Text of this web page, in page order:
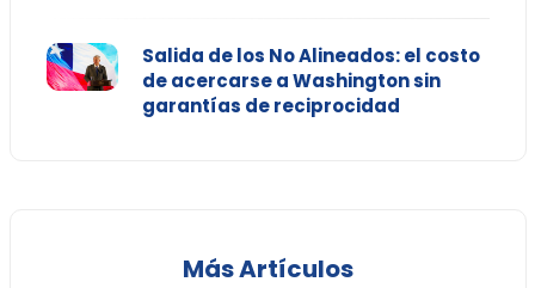
Salida de los No Alineados: el costo
de acercarse a Washington sin
garantías de reciprocidad
Más Artículos